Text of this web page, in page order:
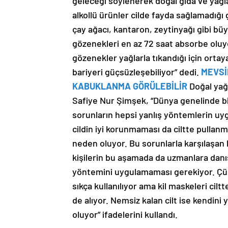
alkollü ürünler cilde fayda
çay ağacı, kantaron, zeytinyağı gibi
gözenekleri en az 72 saat absorbe
gözenekler yağlarla tıkandığı için
bariyeri güçsüzleşebiliyor” dedi.
KABUKLANMA GÖRÜLEBİLİR Doğal
Safiye Nur Şimşek, “Dünya genelinde
sorunların hepsi yanlış yöntemlerin
cildin iyi korunmaması da ciltte
neden oluyor. Bu sorunlarla
kişilerin bu aşamada da uzmanlara
yöntemini uygulamaması gerekiyor.
sıkça kullanılıyor ama kil maskeleri
de alıyor. Nemsiz kalan cilt ise kendini
oluyor” ifadelerini kullandı.